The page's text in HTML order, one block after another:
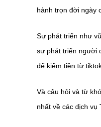
hành trọn đời ngày
Sự phát triển như
sự phát triển người
để kiếm tiền từ
Và câu hỏi và từ
nhất về các dịch vụ